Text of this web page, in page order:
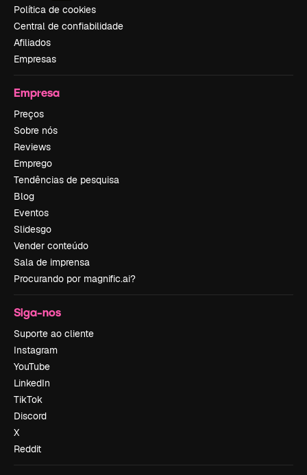
Política de cookies
Central de confiabilidade
Afiliados
Empresas
Empresa
Preços
Sobre nós
Reviews
Emprego
Tendências de pesquisa
Blog
Eventos
Slidesgo
Vender conteúdo
Sala de imprensa
Procurando por magnific.ai?
Siga-nos
Suporte ao cliente
Instagram
YouTube
LinkedIn
TikTok
Discord
X
Reddit